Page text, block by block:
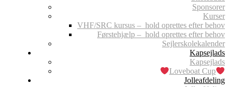
Sponsorer
Kurser
VHF/SRC kursus – hold oprettes efter behov
Førstehjælp – hold oprettes efter behov
Sejlerskolekalender
Kapsejlads
Kapsejlads
Loveboat Cup
Jolleafdeling